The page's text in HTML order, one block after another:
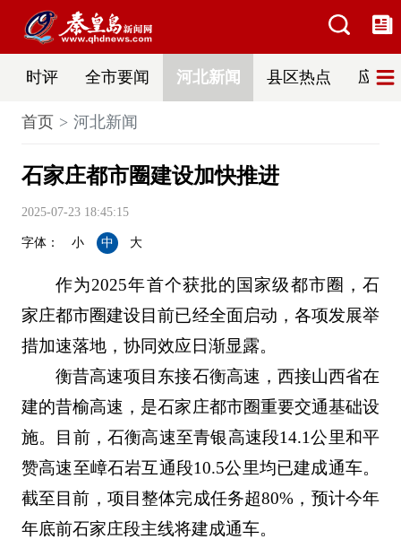
时评 全市要闻 河北新闻 县区热点 应急
首页 河北新闻
石家庄都市圈建设加快推进
2025-07-23 18:45:15
字体： 小 中 大
作为2025年首个获批的国家级都市圈，石
家庄都市圈建设目前已经全面启动，各项发展举
措加速落地，协同效应日渐显露。
衡昔高速项目东接石衡高速，西接山西省在
建的昔榆高速，是石家庄都市圈重要交通基础设
施。目前，石衡高速至青银高速段14.1公里和平
赞高速至嶂石岩互通段10.5公里均已建成通车。
截至目前，项目整体完成任务超80%，预计今年
年底前石家庄段主线将建成通车。